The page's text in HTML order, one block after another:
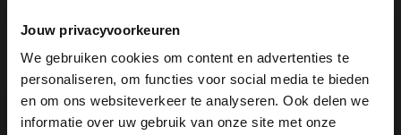
Jouw privacyvoorkeuren
We gebruiken cookies om content en advertenties te
personaliseren, om functies voor social media te bieden
en om ons websiteverkeer te analyseren. Ook delen we
informatie over uw gebruik van onze site met onze
Goudkleurige kever broche Grijze stoffen pet
×
View this website in English?